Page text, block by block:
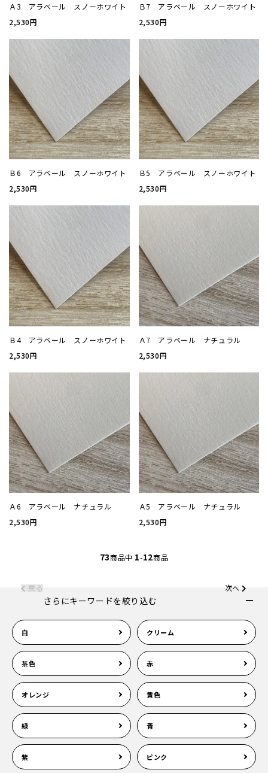
紙質(
紙質(
色
印刷
加工
サイズ
刷り色
お問
会社
プラ
Ａ3 アラベール スノーホワイト
2,530円
Ｂ7 アラベール スノーホワイト
2,530円
Ｂ6 アラベール スノーホワイト
2,530円
Ｂ5 アラベール スノーホワイト
2,530円
Ｂ4 アラベール スノーホワイト
2,530円
Ａ7 アラベール ナチュラル
2,530円
Ａ6 アラベール ナチュラル
2,530円
Ａ5 アラベール ナチュラル
2,530円
73商品中 1-12商品
戻る 次へ
さらにキーワードを絞り込む
白 クリーム
茶色 赤
オレンジ 黄色
緑 青
紫 ピンク